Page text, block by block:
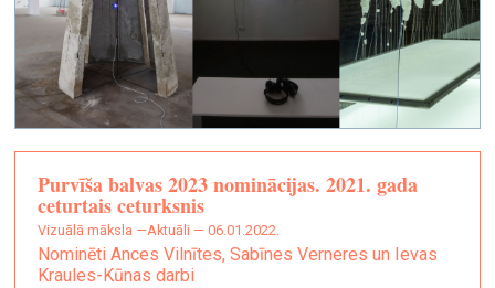
Purvīša balvas 2023 nominācijas. 2021. gada
ceturtais ceturksnis
vizuālā māksla —Aktuāli — 06.01.2022.
Nominēti Ances Vilnītes, Sabīnes Verneres un Ievas
Kraules-Kūnas darbi